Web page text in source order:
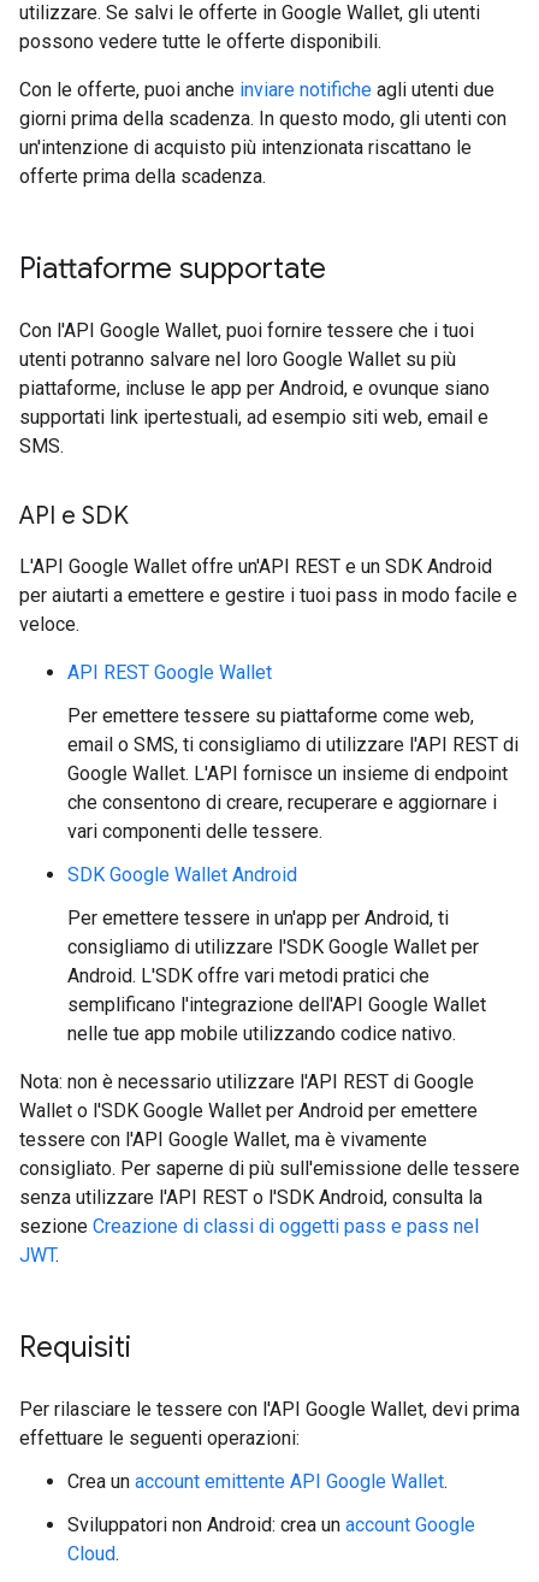
utilizzare. Se salvi le offerte in Google Wallet, gli utenti
possono vedere tutte le offerte disponibili.
Con le offerte, puoi anche inviare notifiche agli utenti due
giorni prima della scadenza. In questo modo, gli utenti con
un'intenzione di acquisto più intenzionata riscattano le
offerte prima della scadenza.
Piattaforme supportate
Con l'API Google Wallet, puoi fornire tessere che i tuoi
utenti potranno salvare nel loro Google Wallet su più
piattaforme, incluse le app per Android, e ovunque siano
supportati link ipertestuali, ad esempio siti web, email e
SMS.
API e SDK
L'API Google Wallet offre un'API REST e un SDK Android
per aiutarti a emettere e gestire i tuoi pass in modo facile e
veloce.
API REST Google Wallet
Per emettere tessere su piattaforme come web,
email o SMS, ti consigliamo di utilizzare l'API REST di
Google Wallet. L'API fornisce un insieme di endpoint
che consentono di creare, recuperare e aggiornare i
vari componenti delle tessere.
SDK Google Wallet Android
Per emettere tessere in un'app per Android, ti
consigliamo di utilizzare l'SDK Google Wallet per
Android. L'SDK offre vari metodi pratici che
semplificano l'integrazione dell'API Google Wallet
nelle tue app mobile utilizzando codice nativo.
Nota: non è necessario utilizzare l'API REST di Google
Wallet o l'SDK Google Wallet per Android per emettere
tessere con l'API Google Wallet, ma è vivamente
consigliato. Per saperne di più sull'emissione delle tessere
senza utilizzare l'API REST o l'SDK Android, consulta la
sezione Creazione di classi di oggetti pass e pass nel
JWT.
Requisiti
Per rilasciare le tessere con l'API Google Wallet, devi prima
effettuare le seguenti operazioni:
Crea un account emittente API Google Wallet.
Sviluppatori non Android: crea un account Google
Cloud.